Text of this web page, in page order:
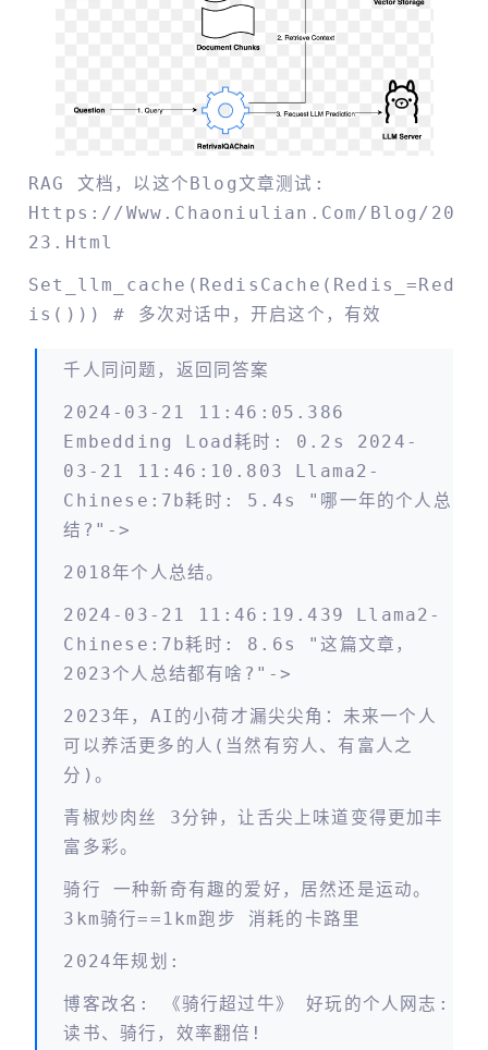
RAG 文档，以这个blog文章测试:
Https://www.chaoniulian.com/blog/20
23.html
Set_llm_cache(RedisCache(redis_=Red
Is())) # 多次对话中，开启这个，有效
千人同问题，返回同答案
2024-03-21 11:46:05.386
Embedding Load耗时: 0.2s 2024-
03-21 11:46:10.803 Llama2-
Chinese:7b耗时: 5.4s "哪一年的个人总
结?"->
2018年个人总结。
2024-03-21 11:46:19.439 Llama2-
Chinese:7b耗时: 8.6s "这篇文章，
2023个人总结都有啥?"->
2023年，AI的小荷才漏尖尖角：未来一个人
可以养活更多的人(当然有穷人、有富人之
分)。
青椒炒肉丝 3分钟，让舌尖上味道变得更加丰
富多彩。
骑行 一种新奇有趣的爱好，居然还是运动。
3km骑行==1km跑步 消耗的卡路里
2024年规划:
博客改名: 《骑行超过牛》 好玩的个人网志:
读书、骑行，效率翻倍!